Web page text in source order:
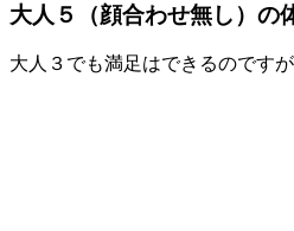
大人５（顔合わせ無し）の
大人３でも満足はできるのです